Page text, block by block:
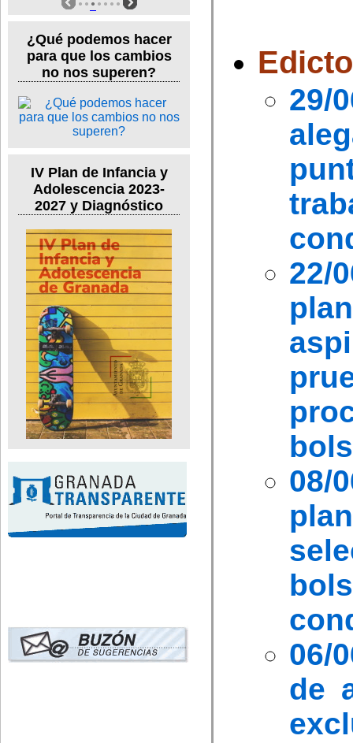
¿Qué podemos hacer
para que los cambios
no nos superen?
IV Plan de Infancia y
Adolescencia 2023-
2027 y Diagnóstico
29/
08/
06/
de